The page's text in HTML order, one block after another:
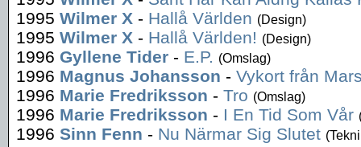
1995 Wilmer X - Hallå Världen (Design)
1995 Wilmer X - Hallå Världen! (Design)
1996 Gyllene Tider - E.P. (Omslag)
1996 Magnus Johansson - Vykort från
1996 Marie Fredriksson - Tro (Omslag)
1996 Marie Fredriksson - I En Tid Som Vår
1996 Sinn Fenn - Nu Närmar Sig Slutet